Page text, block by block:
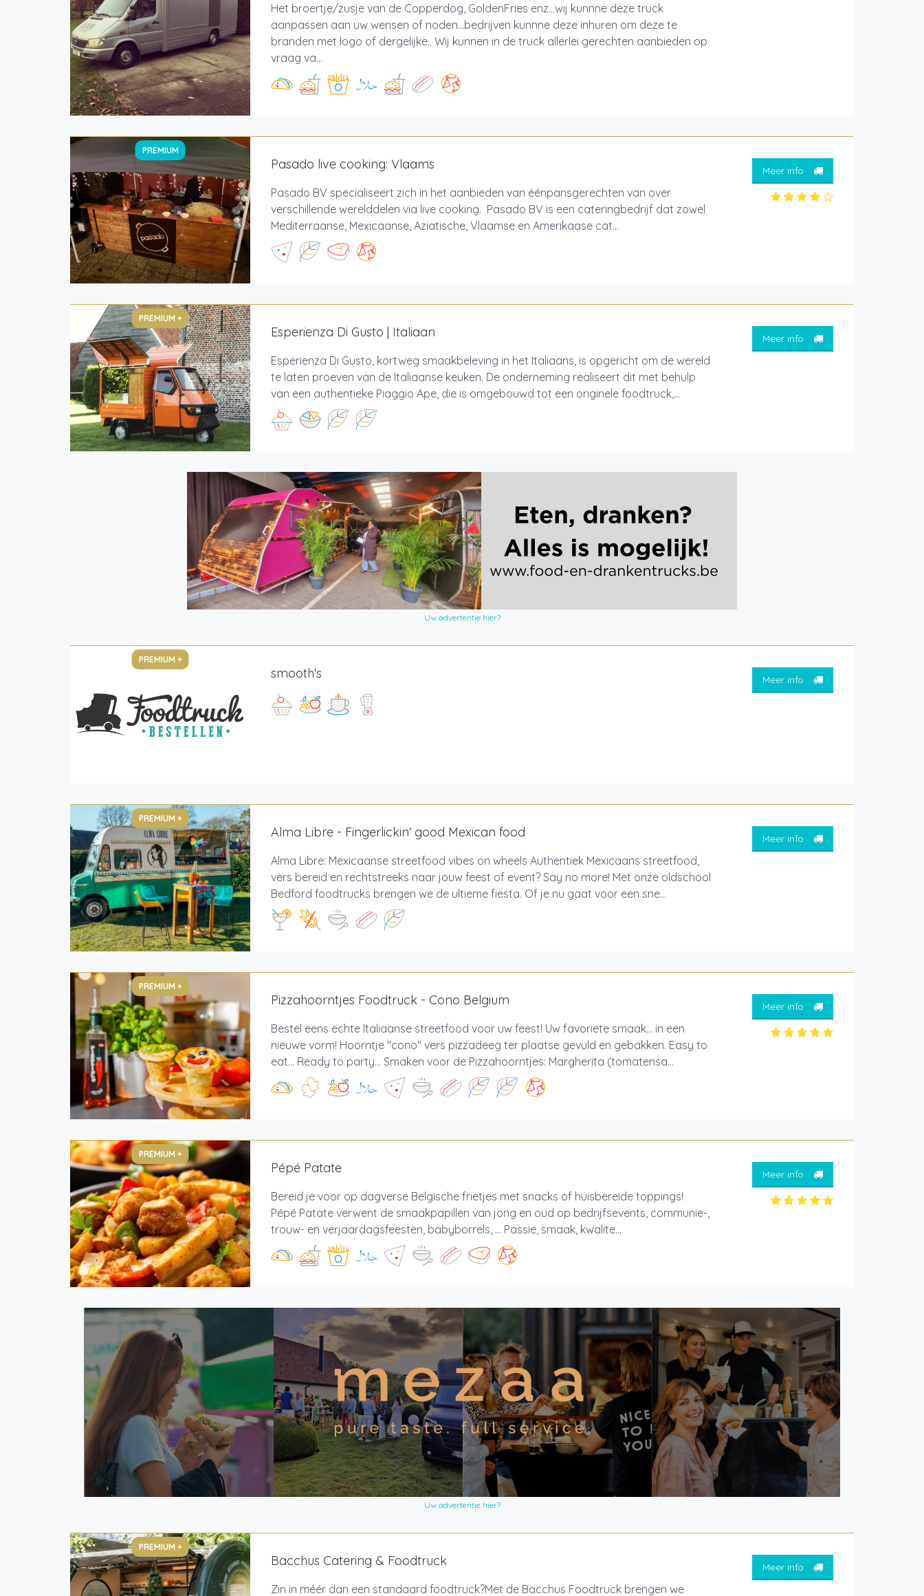
Het broertje/zusje van de Copperdog, GoldenFries enz...wij kunnne deze truck
aanpassen aan uw wensen of noden...bedrijven kunnne deze inhuren om deze te
branden met logo of dergelijke.. Wij kunnen in de truck allerlei gerechten aanbieden op
vraag va...
PREMIUM
Pasado live cooking: Vlaams
Pasado BV specialiseert zich in het aanbieden van éénpansgerechten van over
verschillende werelddelen via live cooking. Pasado BV is een cateringbedrijf dat zowel
Mediterraanse, Mexicaanse, Aziatische, Vlaamse en Amerikaase cat...
Meer info
PREMIUM +
Esperienza Di Gusto | Italiaan
Esperienza Di Gusto, kortweg smaakbeleving in het Italiaans, is opgericht om de wereld
te laten proeven van de Italiaanse keuken. De onderneming realiseert dit met behulp
van een authentieke Piaggio Ape, die is omgebouwd tot een originele foodtruck,...
Meer info
Uw advertentie hier?
PREMIUM +
smooth's Meer info
PREMIUM +
Alma Libre - Fingerlickin' good Mexican food
Alma Libre: Mexicaanse streetfood vibes on wheels Authentiek Mexicaans streetfood,
vers bereid en rechtstreeks naar jouw feest of event? Say no more! Met onze oldschool
Bedford foodtrucks brengen we de ultieme fiësta. Of je nu gaat voor een sne...
Meer info
PREMIUM +
Pizzahoorntjes Foodtruck - Cono Belgium
Bestel eens echte Italiaanse streetfood voor uw feest! Uw favoriete smaak... in een
nieuwe vorm! Hoorntje "cono" vers pizzadeeg ter plaatse gevuld en gebakken. Easy to
eat... Ready to party... Smaken voor de Pizzahoorntjes: Margherita (tomatensa...
Meer info
PREMIUM +
Pépé Patate
Bereid je voor op dagverse Belgische frietjes met snacks of huisbereide toppings!
Pépé Patate verwent de smaakpapillen van jong en oud op bedrijfsevents, communie-,
trouw- en verjaardagsfeesten, babyborrels, ... Passie, smaak, kwalite...
Meer info
Uw advertentie hier?
PREMIUM +
Bacchus Catering & Foodtruck
Zin in méér dan een standaard foodtruck?Met de Bacchus Foodtruck brengen we
Meer info